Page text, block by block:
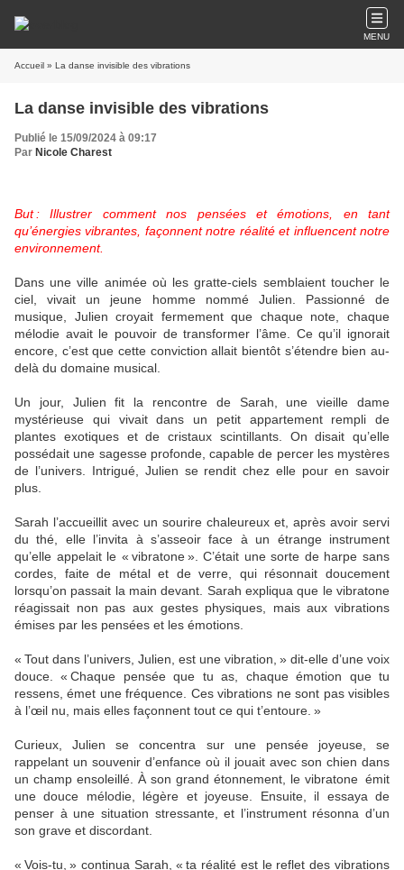
MENU
Accueil » La danse invisible des vibrations
La danse invisible des vibrations
Publié le 15/09/2024 à 09:17
Par Nicole Charest
But : Illustrer comment nos pensées et émotions, en tant
qu’énergies vibrantes, façonnent notre réalité et influencent notre
environnement.
Dans une ville animée où les gratte-ciels semblaient toucher le
ciel, vivait un jeune homme nommé Julien. Passionné de
musique, Julien croyait fermement que chaque note, chaque
mélodie avait le pouvoir de transformer l’âme. Ce qu’il ignorait
encore, c’est que cette conviction allait bientôt s’étendre bien au-
delà du domaine musical.
Un jour, Julien fit la rencontre de Sarah, une vieille dame
mystérieuse qui vivait dans un petit appartement rempli de
plantes exotiques et de cristaux scintillants. On disait qu’elle
possédait une sagesse profonde, capable de percer les mystères
de l’univers. Intrigué, Julien se rendit chez elle pour en savoir
plus.
Sarah l’accueillit avec un sourire chaleureux et, après avoir servi
du thé, elle l’invita à s’asseoir face à un étrange instrument
qu’elle appelait le « vibratone ». C’était une sorte de harpe sans
cordes, faite de métal et de verre, qui résonnait doucement
lorsqu’on passait la main devant. Sarah expliqua que le vibratone
réagissait non pas aux gestes physiques, mais aux vibrations
émises par les pensées et les émotions.
« Tout dans l’univers, Julien, est une vibration, » dit-elle d’une voix
douce. « Chaque pensée que tu as, chaque émotion que tu
ressens, émet une fréquence. Ces vibrations ne sont pas visibles
à l’œil nu, mais elles façonnent tout ce qui t’entoure. »
Curieux, Julien se concentra sur une pensée joyeuse, se
rappelant un souvenir d’enfance où il jouait avec son chien dans
un champ ensoleillé. À son grand étonnement, le vibratone émit
une douce mélodie, légère et joyeuse. Ensuite, il essaya de
penser à une situation stressante, et l’instrument résonna d’un
son grave et discordant.
« Vois-tu, » continua Sarah, « ta réalité est le reflet des vibrations